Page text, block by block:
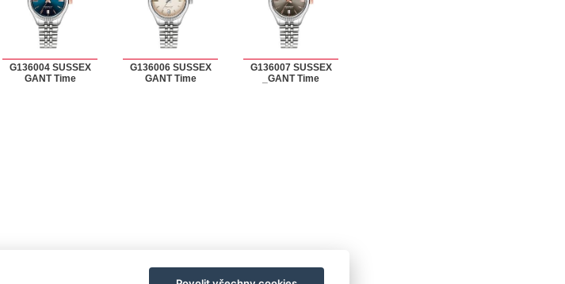
G136004 SUSSEX
GANT Time
G136006 SUSSEX
GANT Time
G136007 SUSSEX
_GANT Time